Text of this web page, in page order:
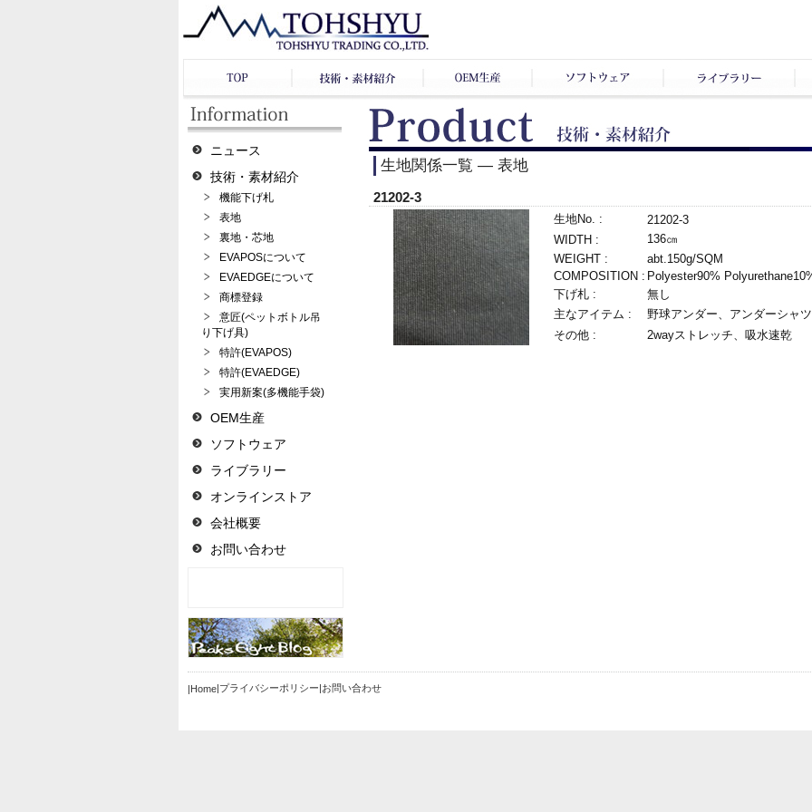
ニュース
技術・素材紹介
機能下げ札
表地
裏地・芯地
EVAPOSについて
EVAEDGEについて
商標登録
意匠(ペットボトル吊
り下げ具)
特許(EVAPOS)
特許(EVAEDGE)
実用新案(多機能手袋)
OEM生産
ソフトウェア
ライブラリー
オンラインストア
会社概要
お問い合わせ
生地関係一覧 ― 表地
21202-3
生地No. :
21202-3
WIDTH :
136㎝
WEIGHT :
abt.150g/SQM
COMPOSITION : Polyester90%
下げ札 :
無し
主なアイテム :
野球アンダー、アンダーシャツ
その他 :
2wayストレッチ、吸水速乾
|Home|プライバシーポリシー|お問い合わせ